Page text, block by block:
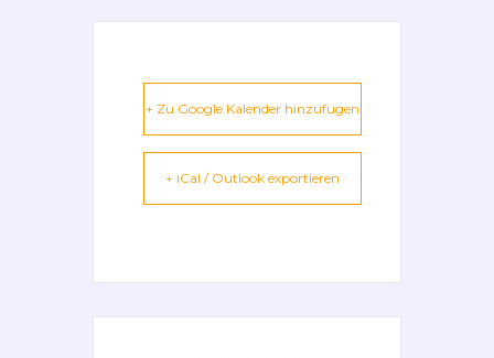
+ Zu Google Kalender hinzufügen
+ iCal / Outlook exportieren